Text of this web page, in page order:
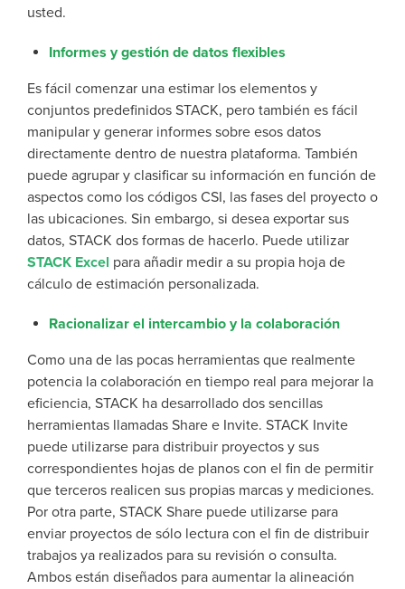
usted.
Informes y gestión de datos flexibles
Es fácil comenzar una estimar los elementos y
conjuntos predefinidos STACK, pero también es fácil
manipular y generar informes sobre esos datos
directamente dentro de nuestra plataforma. También
puede agrupar y clasificar su información en función de
aspectos como los códigos CSI, las fases del proyecto o
las ubicaciones. Sin embargo, si desea exportar sus
datos, STACK dos formas de hacerlo. Puede utilizar
STACK Excel para añadir medir a su propia hoja de
cálculo de estimación personalizada.
Racionalizar el intercambio y la colaboración
Como una de las pocas herramientas que realmente
potencia la colaboración en tiempo real para mejorar la
eficiencia, STACK ha desarrollado dos sencillas
herramientas llamadas Share e Invite. STACK Invite
puede utilizarse para distribuir proyectos y sus
correspondientes hojas de planos con el fin de permitir
que terceros realicen sus propias marcas y mediciones.
Por otra parte, STACK Share puede utilizarse para
enviar proyectos de sólo lectura con el fin de distribuir
trabajos ya realizados para su revisión o consulta.
Ambos están diseñados para aumentar la alineación